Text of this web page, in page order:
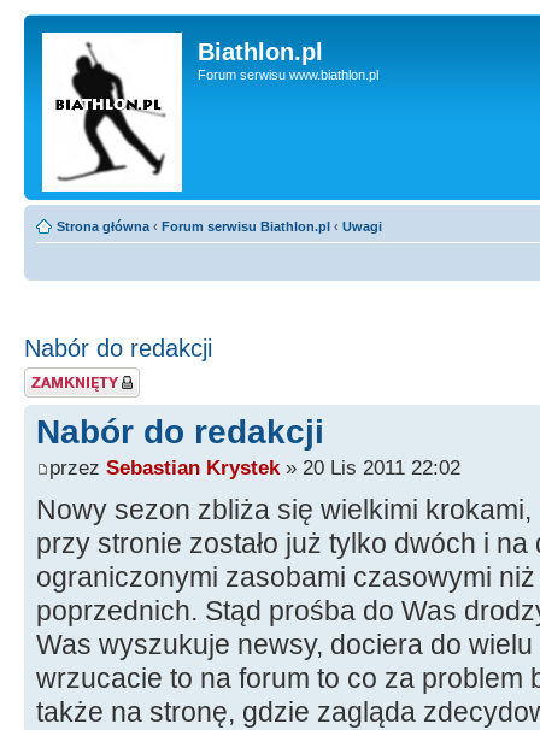
Biathlon.pl
Forum serwisu www.biathlon.pl
Strona główna ‹ Forum serwisu Biathlon.pl ‹ Uwagi
Nabór do redakcji
Zablokowany temat
Nabór do redakcji
przez Sebastian Krystek» 20 Lis 2011 22:02
Nowy sezon zbliża się wielkimi
przy stronie zostało już tylko dwóch i
ograniczonymi zasobami czasowymi niż
poprzednich. Stąd prośba do Was
Was wyszukuje newsy, dociera do
wrzucacie to na forum to co za problem
także na stronę, gdzie zagląda